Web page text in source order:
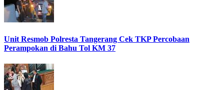
Unit Resmob Polresta Tangerang Cek TKP Percobaan
Perampokan di Bahu Tol KM 37